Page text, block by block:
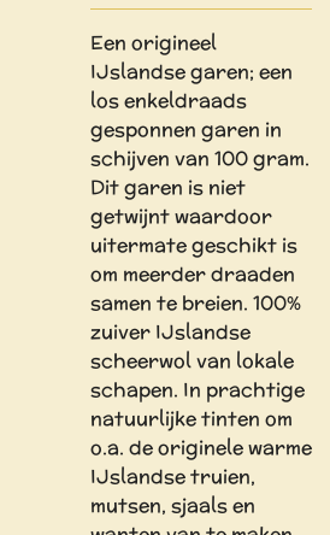
Een origineel
IJslandse garen; een
los enkeldraads
gesponnen garen in
schijven van 100 gram.
Dit garen is niet
getwijnt waardoor
uitermate geschikt is
om meerder draaden
samen te breien. 100%
zuiver IJslandse
scheerwol van lokale
schapen. In prachtige
natuurlijke tinten om
o.a. de originele warme
IJslandse truien,
mutsen, sjaals en